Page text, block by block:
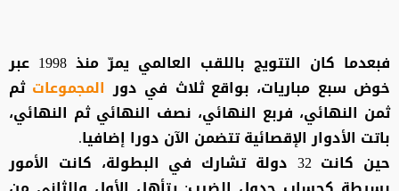
فبعدما كان التتويج باللقب العالمي يمرّ منذ 1998 عبر
خوض سبع مباريات، بواقع ثلاث في دورالمجموعاتثم
ثمن النهائي، فربع النهائي، نصف النهائي ثم النهائي،
باتت الأدوار الإقصائية تتضمن الآن دورا إضافيا.
حين كانت 32 دولة تشارك في البطولة، كانت الأمور